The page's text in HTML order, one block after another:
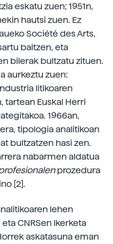
eskatu zuen; 1951n,
hautsi zuen. Ez
Société des Arts,
baitzen, eta
bilerak bultzatu zituen.
aurkeztu zuen:
litikoaren
tartean Euskal Herri
1966an,
tipologia analitikoan
bultzatzen hasi zen.
nabarmen aldatua
prozedura
[2].
lehen
CNRSen Ikerketa
askatasuna eman